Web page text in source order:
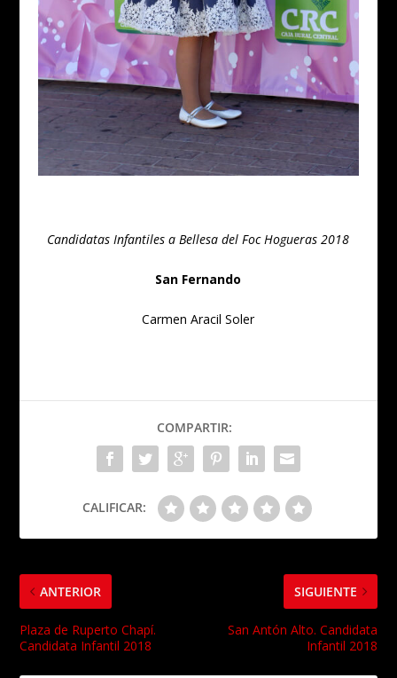
Candidatas Infantiles a Bellesa del Foc Hogueras 2018
San Fernando
Carmen Aracil Soler
COMPARTIR:
CALIFICAR:
ANTERIOR
Plaza de Ruperto Chapí.
Candidata Infantil 2018
SIGUIENTE
San Antón Alto. Candidata
Infantil 2018